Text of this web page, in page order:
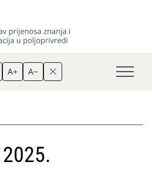
A+ A−
2025.